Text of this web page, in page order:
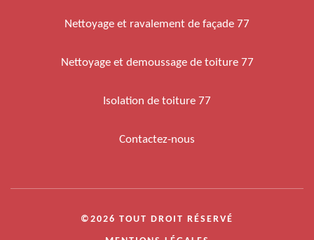
Nettoyage et ravalement de façade 77
Nettoyage et demoussage de toiture 77
Isolation de toiture 77
Contactez-nous
©2026 TOUT DROIT RÉSERVÉ